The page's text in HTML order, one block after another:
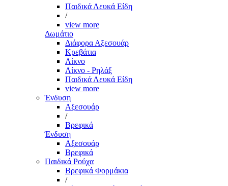
Παιδικά Λευκά Είδη
/
view more
Δωμάτιο
Διάφορα Αξεσουάρ
Κρεβάτια
Λίκνο
Λίκνο - Ρηλάξ
Παιδικά Λευκά Είδη
view more
Ένδυση
Αξεσουάρ
/
Βρεφικά
Ένδυση
Αξεσουάρ
Βρεφικά
Παιδικά Ρούχα
Βρεφικά Φορμάκια
/